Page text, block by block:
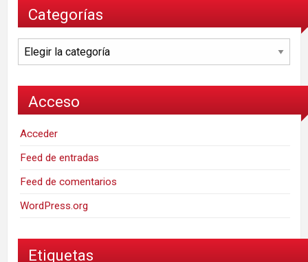
Categorías
Categorías
Acceso
Acceder
Feed de entradas
Feed de comentarios
WordPress.org
Etiquetas